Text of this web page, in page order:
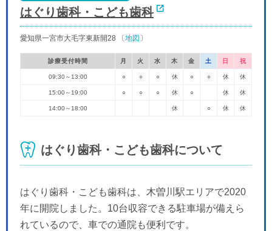
はぐり歯科・こども歯科
愛知県一宮市大毛字東新開28 〔地図 〕
診療受付時間 月 火 水 木 金 土 日 祝
09:30～13:00 ○ ○ ○ 休 ○ ○ 休 休
15:00～19:00 ○ ○ ○ 休 ○ 休 休
14:00～18:00 休 ○ 休 休
はぐり歯科・こども歯科について
はぐり歯科・こども歯科は、木曽川駅エリアで2020
年に開院しました。10台収容できる駐車場が備えら
れているので、車での通院も便利です。